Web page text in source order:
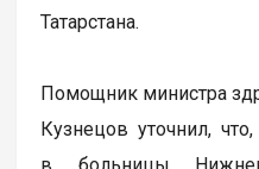
Татарстана.
Помощник министра
Кузнецов уточнил,